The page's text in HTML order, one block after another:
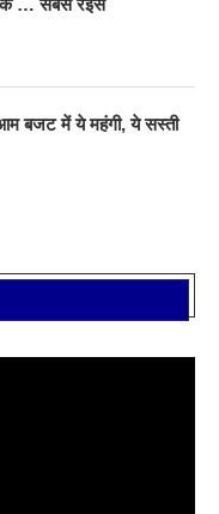
के … सबसे रईस
बजट में ये महंगी, ये सस्‍ती